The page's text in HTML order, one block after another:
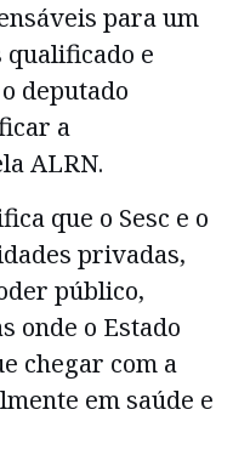
para um
qualificado e
deputado
a
ALRN.
que o Sesc e o
privadas,
público,
onde o Estado
chegar com a
em saúde e